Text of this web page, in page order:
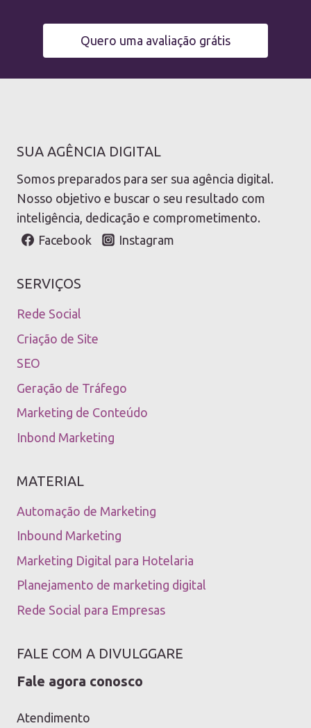
Quero uma avaliação grátis
SUA AGÊNCIA DIGITAL
Somos preparados para ser sua agência digital.
Nosso objetivo e buscar o seu resultado com
inteligência, dedicação e comprometimento.
Facebook
Instagram
SERVIÇOS
Rede Social
Criação de Site
SEO
Geração de Tráfego
Marketing de Conteúdo
Inbond Marketing
MATERIAL
Automação de Marketing
Inbound Marketing
Marketing Digital para Hotelaria
Planejamento de marketing digital
Rede Social para Empresas
FALE COM A DIVULGGARE
Fale agora conosco
Atendimento